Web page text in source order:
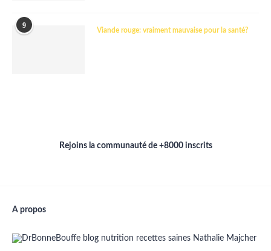
9
Viande rouge: vraiment mauvaise pour la santé?
Rejoins la communauté de +8000 inscrits
A propos